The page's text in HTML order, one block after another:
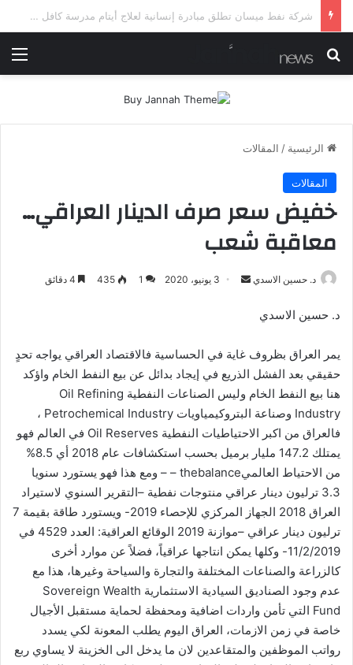
شرطة ميسان تلقي القبض على مطلقي العيارات النارية أثناء تشييع جنائزي في العمارة
بحث عن
الرئيسية / المقالات
المقالات
خفيض سعر صرف الدينار العراقي…
معاقبة شعب
د. حسين الاسدي
أرسل 3 يونيو، 2020 1
435
د. حسين الاسدي
يمر العراق بظروف غاية في الحساسية فالاقتصاد العراقي يواجه تحدٍ
حقيقي بعد الفشل الذريع في إيجاد بدائل عن بيع النفط الخام واؤكد
هنا بيع النفط الخام وليس الصناعات النفطية Oil Refining
Industry وصناعة البتروكيمياويات Petrochemical Industry ،
فالعراق من اكبر الاحتياطيات النفطية Oil Reserves في العالم فهو
يمتلك 147.2 مليار برميل بحسب استكشافات عام 2018 أي 8.5%
من الاحتياط العالميthebalance – – ومع هذا فهو يستورد سنويا
3.3 ترليون دينار عراقي منتوجات نفطية –التقرير السنوي لاستيراد
العراق 2018 الجهاز المركزي للإحصاء 2019- ويستورد طاقة بقيمة 7
ترليون دينار عراقي –موازنة 2019 الوقائع العراقية: العدد 4529 في
11/2/2019- وكلها يمكن انتاجها عراقياً، فضلاً عن موارد أخرى
كالزراعة والصناعات المختلفة والتجارة والسياحة وغيرها، هذا مع
عدم وجود الصناديق السيادية الاستثمارية Sovereign Wealth
Fund التي تأمن واردات اضافية ومحفظة لحماية مستقبل الأجيال
خاصة في زمن الازمات، العراق اليوم يطلب المعونة لكي يسدد
رواتب الموظفين والمتقاعدين لان ما يدخل الى الخزينة لا يساوي ربع